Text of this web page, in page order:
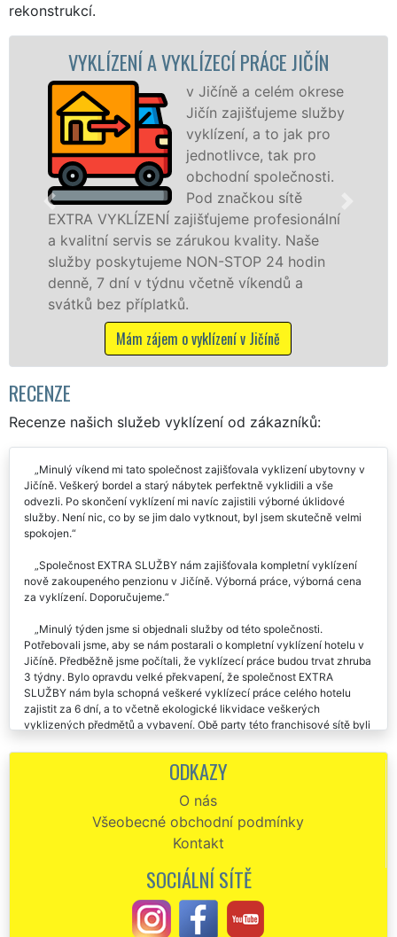
rekonstrukcí.
A VYKLÍZECÍ PRÁCE JIČÍN
v Jičíně a celém okrese
Jičín zajišťujeme služby
vyklízení, a to jak pro
jednotlivce, tak pro
obchodní společnosti.
Pod značkou sítě
VYKLÍZENÍ zajišťujeme profesionální
servis se zárukou kvality. Naše
poskytujeme NON-STOP 24 hodin
7 dní v týdnu včetně víkendů a
bez příplatků.
Mám zájem o vyklízení v Jičíně
v Jičíně
RECENZE
Recenze našich služeb vyklízení od zákazníků:
Minulý víkend mi tato společnost zajišťovala vyklizení ubytovny v
Jičíně. Veškerý bordel a starý nábytek perfektně vyklidili a vše
odvezli. Po skončení vyklízení mi navíc zajistili výborné úklidové
služby. Není nic, co by se jim dalo vytknout, byl jsem skutečně velmi
spokojen.
Společnost EXTRA SLUŽBY nám zajišťovala kompletní vyklízení
nově zakoupeného penzionu v Jičíně. Výborná práce, výborná cena
za vyklízení. Doporučujeme.
Minulý týden jsme si objednali služby od této společnosti.
Potřebovali jsme, aby se nám postarali o kompletní vyklízení hotelu v
Jičíně. Předběžně jsme počítali, že vyklízecí práce budou trvat zhruba
3 týdny. Bylo opravdu velké překvapení, že společnost EXTRA
SLUŽBY nám byla schopná veškeré vyklízecí práce celého hotelu
zajistit za 6 dní, a to včetně ekologické likvidace veškerých
vyklizených předmětů a vybavení. Obě party této franchisové sítě byli
pracovitost a spolehlivost. Jejich služby budeme každopádně
Vyklízení ubytovny v Jičíně proběhlo bez jakéhokoliv zádrhelu.
Tuto společnost můžeme vřele doporučit.
Chtěl bych jsem této společnosti EXTRA SLUŽBY moc poděkovat
za pomoc, kterou mi poskytli při vyklízení ubytovny v Jičíně. Jejich
práce byla skutečně excelentní a bylo poznat, že spolupracuji se
skutečnými profesionály. Děkuji a určitě doporučuji.
Příjezd naprosto přesně. Výborná komunikace se zákazníkem.
ODKAZY
O nás
Všeobecné obchodní podmínky
Kontakt
SOCIÁLNÍ SÍTĚ